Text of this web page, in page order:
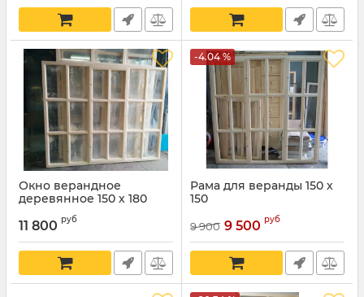
Окно верандное
деревянное 150 х 180
11 800 руб
-4.04 %
Рама для веранды 150 х
150
9 900 9 500 руб